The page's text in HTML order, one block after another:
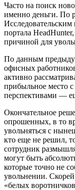
Часто на поиск
именно деньги. По
портала
причиной для
По данным
офисных
активно
прибыльное место
перспективами —
Окончательное
опрошенных, в то
увольняться с
кто еще не решил,
сотрудник
могут быть
которые точно не
увольнении. Скорей
«белых